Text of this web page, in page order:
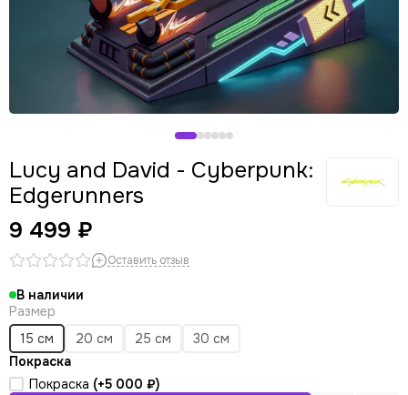
Lucy and David - Cyberpunk:
Edgerunners
9 499 ₽
Оставить отзыв
В наличии
Размер
15 см
20 см 25 см
30 см
Покраска
Покраска (+5 000 ₽)